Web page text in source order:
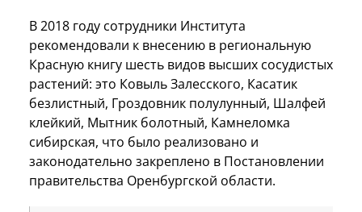
В 2018 году сотрудники Института
рекомендовали к внесению в региональную
Красную книгу шесть видов высших сосудистых
растений: это Ковыль Залесского, Касатик
безлистный, Гроздовник полулунный, Шалфей
клейкий, Мытник болотный, Камнеломка
сибирская, что было реализовано и
законодательно закреплено в Постановлении
правительства Оренбургской области.